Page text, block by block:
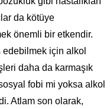
da kötüye
önemli bir etkendir.
için alkol
daha da karmaşık
fobi mi yoksa alkol
Atlam son olarak,